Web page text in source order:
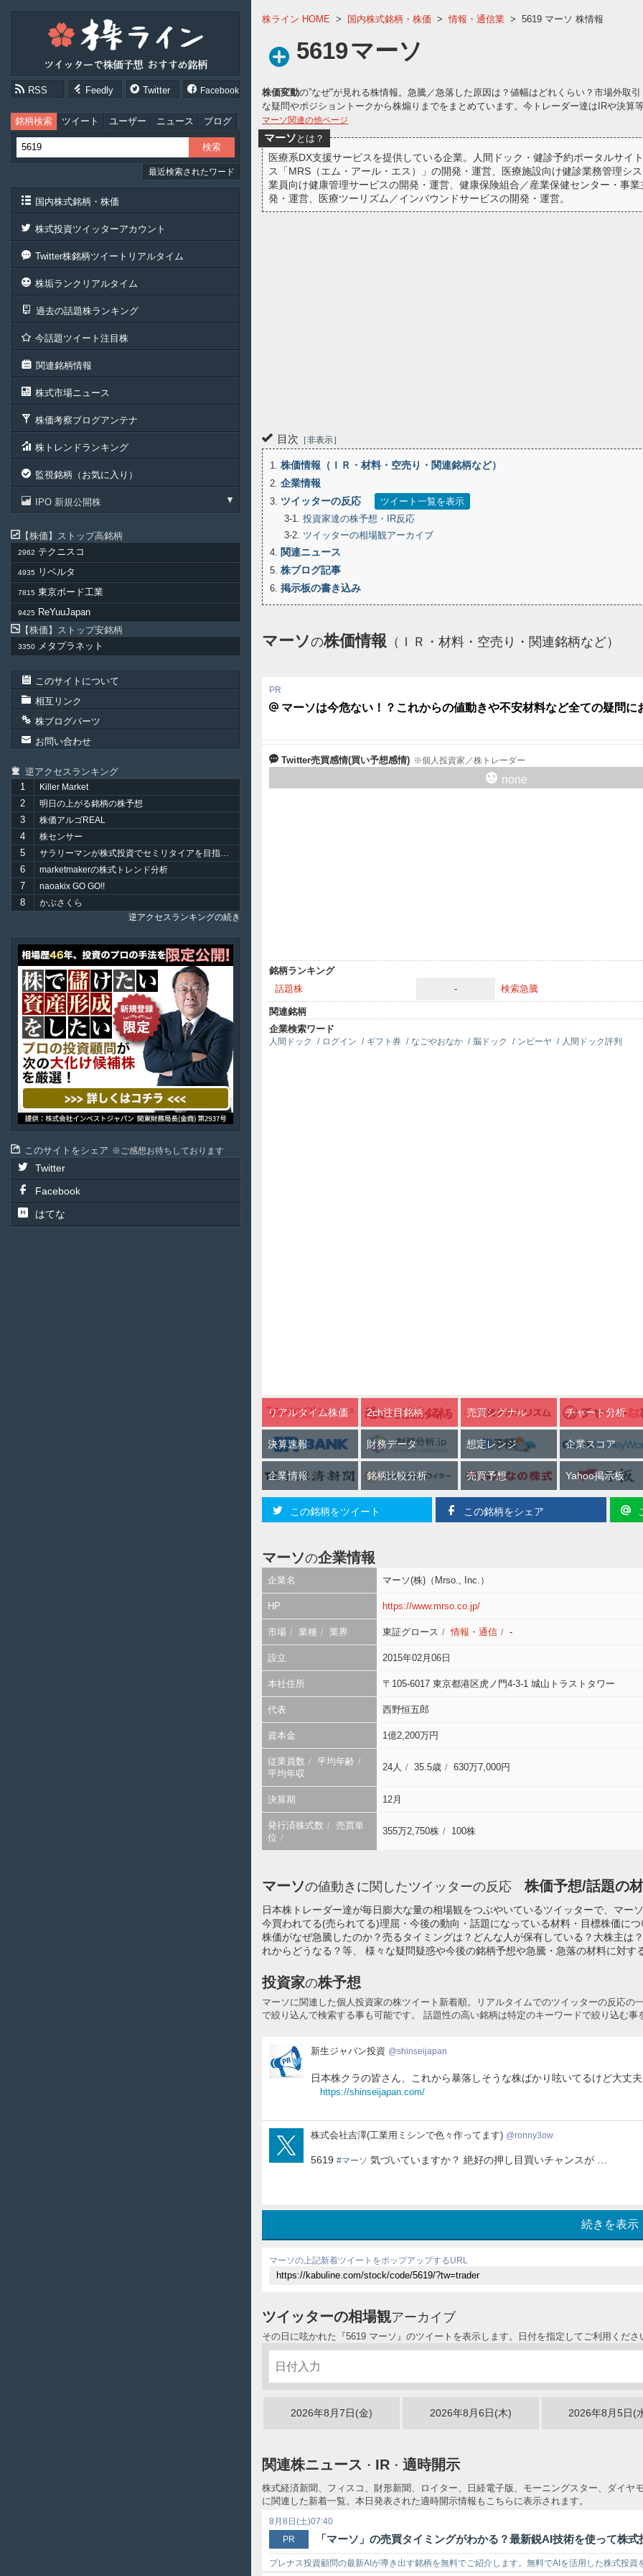
RSS Feedly Twitter Facebook
銘柄検索 ツイート ユーザー ニュース ブログ
最近検索されたワード
国内株式銘柄・株価
株式投資ツイッターアカウント
Twitter株銘柄ツイートリアルタイム
株垢ランクリアルタイム
過去の話題株ランキング
今話題ツイート注目株
関連銘柄情報
株式市場ニュース
株価考察ブログアンテナ
株トレンドランキング
監視銘柄（お気に入り）
IPO 新規公開株
株価 ストップ高銘柄
2962 テクニスコ
4935 リベルタ
7815 東京ボード工業
9425
ReYuuJapan
株価
ストップ安銘柄
3350 メタプラネット
このサイトについて
相互リンク
株ブログパーツ
お問い合わせ
逆アクセスランキング
1
Killer Market
2 明日の上がる銘柄の株予想
3 株価アルゴREAL
4 株センサー
5 サラリーマンが株式投資でセミリタイアを目指してみました。
6 marketmakerの株式トレンド分析
7 naoakix GO GO!!
8
かぶさくら
逆アクセスランキングの続き
このサイトをシェア ご感想お待ちしております
Twitter
Facebook
はてな
株ライン HOME > 国内株式銘柄・株価 > 情報・通信業 > 5619 マーソ 株情報
5619マーソ
株価変動の”なぜ”が見れる株情報。急騰／急落した原因は？値幅はどれくらい？市場外
な疑問やポジショントークから株煽りまでをまとめています。今トレーダー達はIRや決算
マーソ関連の他ページ
マーソ とは？
医療系DX支援サービスを提供している企業。人間ドック・健診予約ポータルサ
ス「MRS（エム・アール・エス）」の開発・運営、医療施設向け健診業務管理シ
業員向け健康管理サービスの開発・運営、健康保険組合／産業保健センター・事
発・運営、医療ツーリズム／インバウンドサービスの開発・運営。
目次 非表示
1 株価情報（ＩＲ・材料・空売り・関連銘柄など）
2 企業情報
3 ツイッターの反応
ツイート一覧を表示
3-1 投資家達の株予想・IR反応
3-2 ツイッターの相場観アーカイブ
4
関連ニュース
5 株ブログ記事
6 掲示板の書き込み
マーソの株価情報 （ＩＲ・材料・空売り・関連銘柄など）
マーソは今危ない！？これからの値動きや不安材料など全ての疑問に
Twitter売買感情(買い予想感情) 個人投資家／株トレーダー
none
銘柄ランキング
話題株
- 検索急騰
関連銘柄
企業検索ワード
人間ドック ログイン ギフト券 なごやおなか 脳ドック ンピーヤ 人間ドック評判
リアルタイム株価 2ch注目銘柄 売買シグナル チャート分析
決算速報 財務データ 想定レンジ 企業スコア
企業情報 銘柄比較分析 売買予想 Yahoo掲示板
この銘柄をツイート この銘柄をシェア
マーソの企業情報
企業名 マーソ(株)（Mrso., Inc.）
HP https://www.mrso.co.jp/
市場 業種 業界 東証グロース 情報・通信 -
設立 2015年02月06日
本社住所 〒105-6017 東京都港区虎ノ門4-3-1 城山トラストタワー
代表 西野恒五郎
資本金 1億2,200万円
従業員数
平均年齢
平均年収
24人 35.5歳 630万7,000円
決算期 12月
発行済株式数
売買単
位
355万2,750株 100株
マーソの値動きに関したツイッターの反応 株価予想/話題の
日本株トレーダー達が毎日膨大な量の相場観をつぶやいているツイッターで、マー
今買われてる(売られてる)理屈・今後の動向・話題になっている材料・目標株価につ
株価がなぜ急騰したのか？売るタイミングは？どんな人が保有している？大株主は
れからどうなる？等、 様々な疑問疑惑や今後の銘柄予想や急騰・急落の材料に対す
投資家の株予想
マーソに関連した個人投資家の株ツイート新着順。リアルタイムでのツイッターの反応の
で絞り込んで検索する事も可能です。 話題性の高い銘柄は特定のキーワードで絞り込む事
新
ジ
投
資
新生ジャパン投資 shinseijapan
日本株クラの皆さん、これから暴落しそうな株ばかり呟いてるけど大丈
https://shinseijapan.com/
ronny3ow
株式会社吉澤(工業用ミシンで色々作ってます) ronny3ow
5619 #マーソ 気づいていますか？ 絶好の押し目買いチャンスが …
続きを表示
マーソの上記新着ツイートをポップアップするURL
ツイッターの相場観アーカイブ
その日に呟かれた『5619 マーソ』のツイートを表示します。日付を指定してご利用くださ
2026年8月7日(金) 2026年8月6日(木) 2026年8月5日(
関連株ニュース ・ IR ・ 適時開示
株式経済新聞、フィスコ、財形新聞、ロイター、日経電子版、モーニングスター、ダイ
に関連した新着一覧。本日発表された適時開示情報もこちらに表示されます。
8月8日(土)07:40
PR
「マーソ」の売買タイミングがわかる？最新鋭AI技術を使って株
プレナス投資顧問の最新AIが導き出す銘柄を無料でご紹介します。無料でAIを活用した株式投